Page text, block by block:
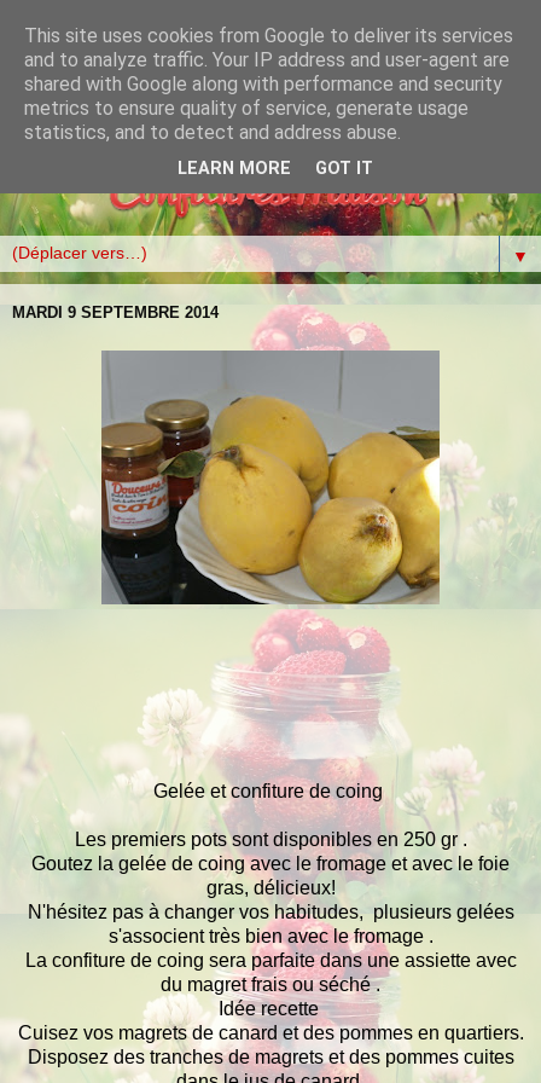
▼
MARDI 9 SEPTEMBRE 2014
Gelée et confiture de coing
Les premiers pots sont disponibles en 250 gr .
Goutez la gelée de coing avec le fromage et avec le foie
gras, délicieux!
N'hésitez pas à changer vos habitudes, plusieurs gelées
s'associent très bien avec le fromage .
La confiture de coing sera parfaite dans une assiette avec
du magret frais ou séché .
Idée recette
Cuisez vos magrets de canard et des pommes en quartiers.
Disposez des tranches de magrets et des pommes cuites
This site uses cookies from Google to deliver its services
and to analyze traffic. Your IP address and user-agent are
shared with Google along with performance and security
metrics to ensure quality of service, generate usage
statistics, and to detect and address abuse.
LEARN MORE GOT IT